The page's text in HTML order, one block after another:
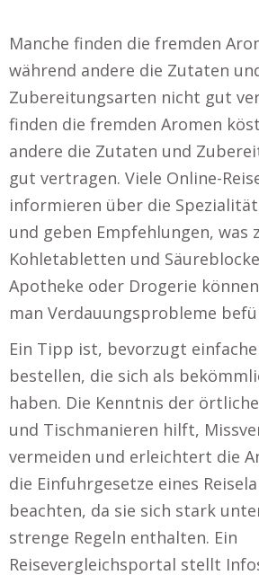
Manche finden die fremden
während andere die Zutaten
Zubereitungsarten nicht gut
finden die fremden Aromen
andere die Zutaten und
gut vertragen. Viele Online-
informieren über die
und geben Empfehlungen, was
Kohletabletten und
Apotheke oder Drogerie
man Verdauungsprobleme
Ein Tipp ist, bevorzugt einfache
bestellen, die sich als
haben. Die Kenntnis der
und Tischmanieren hilft,
vermeiden und erleichtert die
die Einfuhrgesetze eines
beachten, da sie sich stark
strenge Regeln enthalten. Ein
Reisevergleichsportal stellt